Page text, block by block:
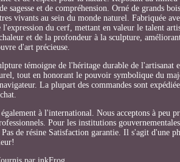
sagesse et de compréhension. Orné de grands
vivants au sein du monde naturel. Fabriquée
du cerf, mettant en valeur le talent
et de la profondeur à la sculpture,
d'art précieuse.
témoigne de l'héritage durable de l'artisanat
tout en honorant le pouvoir symbolique du
La plupart des commandes sont
à l'international. Nous acceptons à peu
Pour les institutions
de résine Satisfaction garantie. Il s'agit d'une